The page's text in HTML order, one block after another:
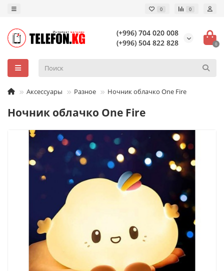
0 0
(+996) 704 020 008
(+996) 504 822 828
0
Аксессуары Разное Ночник облачко One Fire
Ночник облачко One Fire